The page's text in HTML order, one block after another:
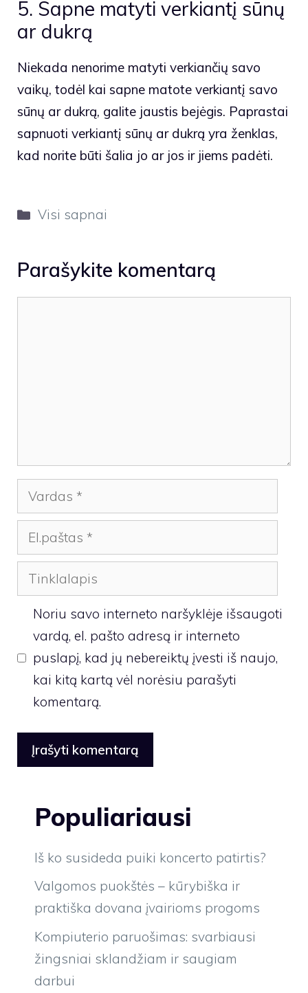
5. Sapne matyti verkiantį sūnų
ar dukrą
Niekada nenorime matyti verkiančių savo
vaikų, todėl kai sapne matote verkiantį savo
sūnų ar dukrą, galite jaustis bejėgis. Paprastai
sapnuoti verkiantį sūnų ar dukrą yra ženklas,
kad norite būti šalia jo ar jos ir jiems padėti.
Kategorijos
Visi sapnai
Parašykite komentarą
Vardas
El.paštas
Tinklalapis
Noriu savo interneto naršyklėje išsaugoti
vardą, el. pašto adresą ir interneto
puslapį, kad jų nebereiktų įvesti iš naujo,
kai kitą kartą vėl norėsiu parašyti
komentarą.
Populiariausi
Iš ko susideda puiki koncerto patirtis?
Valgomos puokštės – kūrybiška ir
praktiška dovana įvairioms progoms
Kompiuterio paruošimas: svarbiausi
žingsniai sklandžiam ir saugiam
darbui